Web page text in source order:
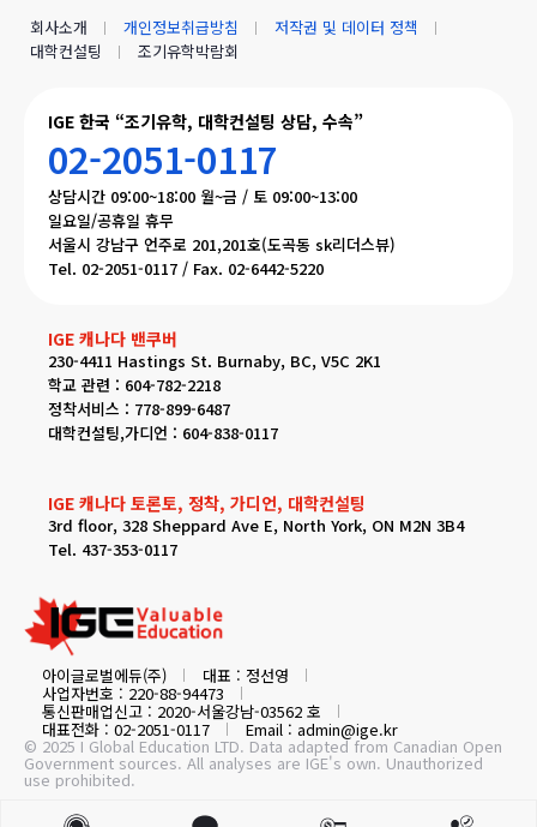
IGE 한국 “조기유학, 대학컨설팅 상담, 수속”
02-2051-0117
상담시간 09:00~18:00 월~금 / 토 09:00~13:00
일요일/공휴일 휴무
서울시 강남구 언주로 201,201호(도곡동 sk리더스뷰)
Tel. 02-2051-0117 / Fax. 02-6442-5220
IGE 캐나다 밴쿠버
230-4411 Hastings St. Burnaby, BC, V5C 2K1
학교 관련 : 604-782-2218
정착서비스 : 778-899-6487
대학컨설팅,가디언 : 604-838-0117
IGE 캐나다 토론토, 정착, 가디언, 대학컨설팅
3rd floor, 328 Sheppard Ave E, North York, ON M2N 3B4
Tel. 437-353-0117
아이글로벌에듀(주) 대표 : 정선영
사업자번호 : 220-88-94473
통신판매업신고 : 2020-서울강남-03562 호
대표전화 : 02-2051-0117 Email : admin@ige.kr
회사소개 개인정보취급방침
저작권 및 데이터 정책
대학컨설팅
조기유학박람회
© 2025 I Global Education LTD. Data adapted from Canadian Open
Government sources. All analyses are IGE's own. Unauthorized
use prohibited.